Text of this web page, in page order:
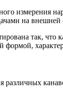
измерения
на внешней
так,